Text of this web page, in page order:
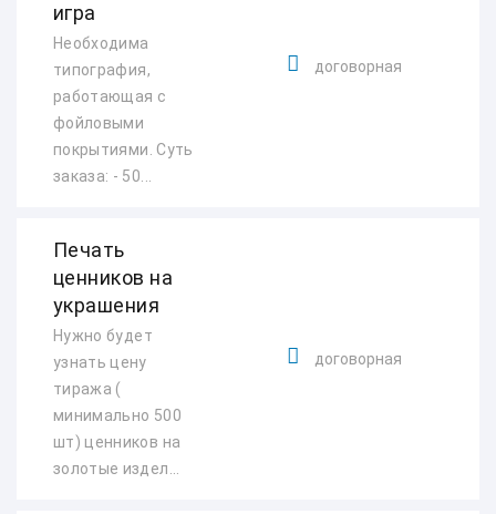
игра
Необходима
типография,
работающая с
фойловыми
покрытиями. Суть
заказа: - 50...
договорная
Печать
ценников на
украшения
Нужно будет
узнать цену
тиража (
минимально 500
шт) ценников на
золотые издел...
договорная